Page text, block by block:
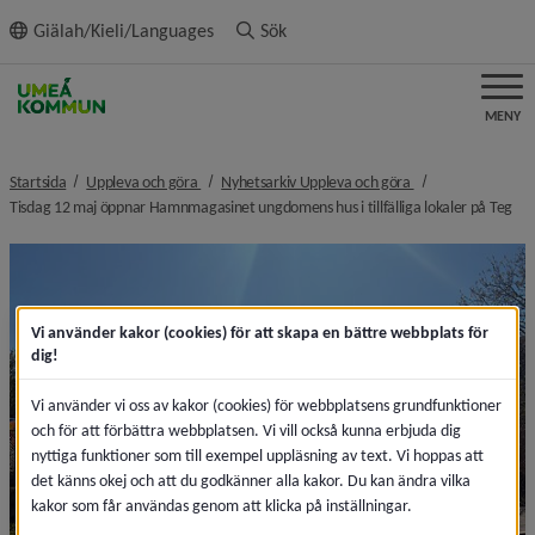
innehållet
Giälah/Kieli/Languages Sök
MENY
Startsida Uppleva och göra nivå i brödsmulenavigeringen
Nyhetsarkiv Uppleva och göra
nivå i
Tisdag 12 maj öppnar Hamnmagasinet ungdomens hus i tillfälliga lokaler på Teg
Vi använder kakor (cookies) för att skapa en bättre webbplats för
dig!
Vi använder vi oss av kakor (cookies) för webbplatsens grundfunktioner
och för att förbättra webbplatsen. Vi vill också kunna erbjuda dig
nyttiga funktioner som till exempel uppläsning av text. Vi hoppas att
det känns okej och att du godkänner alla kakor. Du kan ändra vilka
kakor som får användas genom att klicka på inställningar.